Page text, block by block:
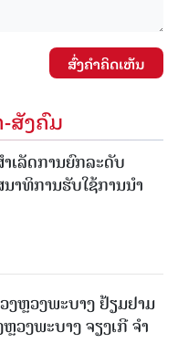
ສົ່ງຄໍາຄິດເຫັນ
ສັງຄົມ
ເລັດການຍົກລະດັບ
ນາທິການຮັບໃຊ້ການນໍາ
ງຫຼວງພະບາງ ຢ້ຽມ​ຢາມ
ວງພະບາງ ຈຽງເກີ ຈໍາ